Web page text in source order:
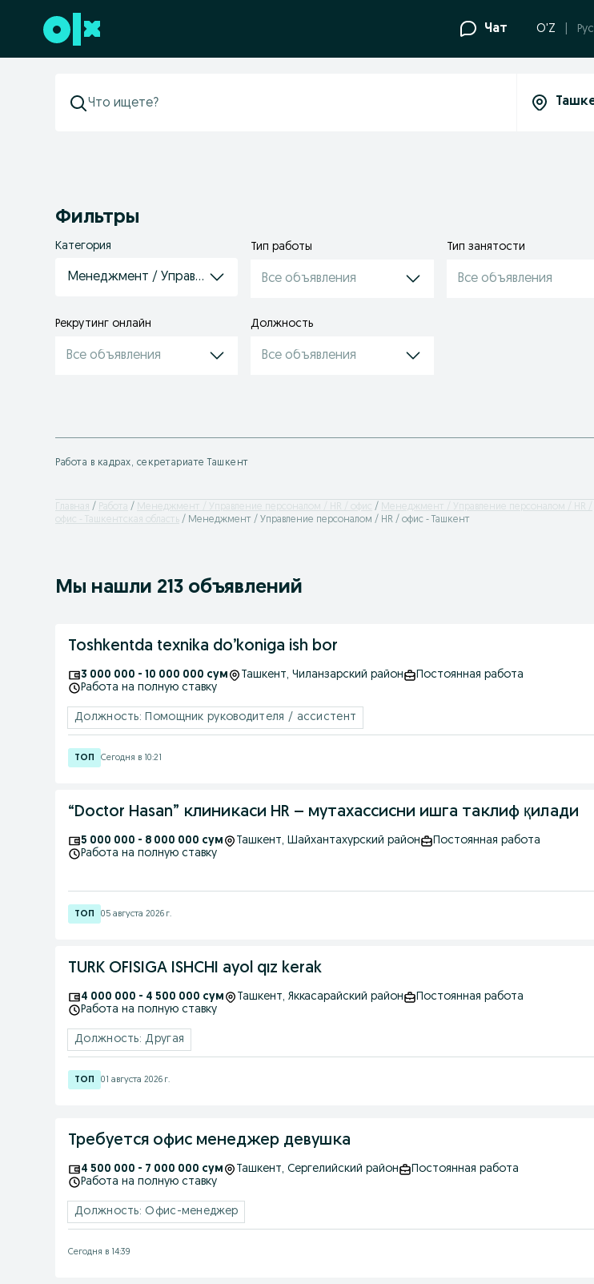
Перейти к нижнему колонтитулу Чат O'Z Рус
Фильтры
Категория
Менеджмент / Управление персоналом / HR / офис
Тип работы
Все объявления
Тип занятости
Все объявления
Рекрутинг онлайн
Все объявления
Должность
Все объявления
Работа в кадрах, секретариате Ташкент
Главная Работа Менеджмент / Управление персоналом / HR / офис
Менеджмент / Управление персоналом / HR /
офис - Ташкентская область
Менеджмент / Управление персоналом / HR / офис - Ташкент
Мы нашли 213 объявлений
Toshkentda texnika do’koniga ish bor
3 000 000 - 10 000 000 сум Ташкент, Чиланзарский район
Постоянная работа
Работа на полную ставку
Должность: Помощник руководителя / ассистент
Сегодня в 10:21
“Doctor Hasan” клиникаси HR – мутахассисни ишга таклиф қилади
5 000 000 - 8 000 000 сум Ташкент, Шайхантахурский район
Постоянная работа
Работа на полную ставку
05 августа 2026 г.
TURK OFISIGA ISHCHI ayol qız kerak
4 000 000 - 4 500 000 сум Ташкент, Яккасарайский район
Постоянная работа
Работа на полную ставку
Должность: Другая
01 августа 2026 г.
Требуется офис менеджер девушка
4 500 000 - 7 000 000 сум Ташкент, Сергелийский район
Постоянная работа
Работа на полную ставку
Должность: Офис-менеджер
Сегодня в 14:39